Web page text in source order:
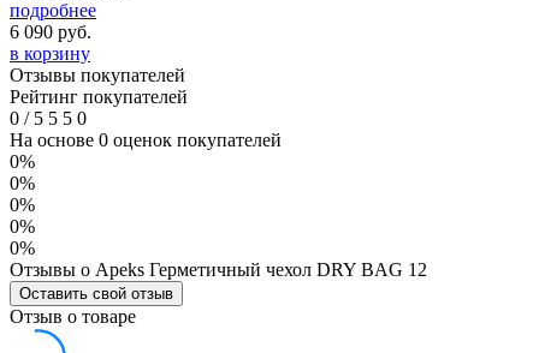
подробнее
6 090 руб.
в корзину
Отзывы покупателей
Рейтинг покупателей
0 /5 5 5 0
На основе 0 оценок покупателей
0%
0%
0%
0%
0%
Отзывы о Apeks Герметичный чехол DRY BAG 12
Оставить свой отзыв
Отзыв о товаре